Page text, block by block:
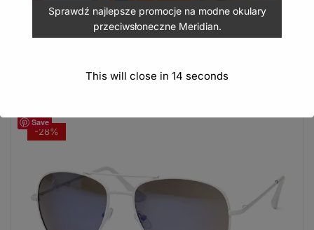
DODAJ DO KOSZYKA
Save
-28%
Sprawdź najlepsze promocje na modne okulary
przeciwsłoneczne Meridian.
This will close in13 seconds